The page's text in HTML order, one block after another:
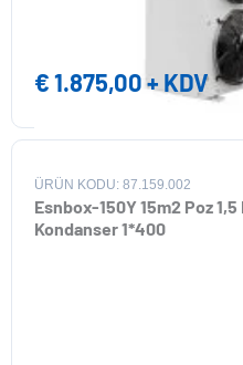
€1.875,00+ KDV
ÜRÜN KODU: 87.159.002
Esnbox-150Y 15m2 Poz
Kondanser 1*400